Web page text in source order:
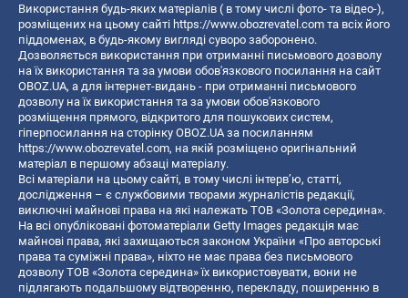
Використання будь-яких матеріалів ( в тому числі фото- та відео-),
розміщених на цьому сайті https://www.obozrevatel.com та всіх його
піддоменах, в будь-якому вигляді суворо заборонено.
Дозволяється використання при отриманні письмового дозволу
на їх використання та за умови обов'язкового посилання на сайт
OBOZ.UA, а для інтернет-видань - при отриманні письмового
дозволу на їх використання та за умови обов'язкового
розміщення прямого, відкритого для пошукових систем,
гіперпосилання на сторінку OBOZ.UA за посиланням
https://www.obozrevatel.com, на якій розміщено оригінальний
матеріал в першому абзаці матеріалу.
Всі матеріали на цьому сайті, в тому числі інтерв’ю, статті,
дослідження – є службовими творами журналістів редакції,
виключні майнові права на які належать ТОВ «Золота середина».
На всі опубліковані фотоматеріали Getty Images редакція має
майнові права, які захищаються законом України «Про авторські
права та суміжні права», ніхто не має права без письмового
дозволу ТОВ «Золота середина» їх використовувати, вони не
підлягають подальшому відтворенню, перекладу, поширенню в